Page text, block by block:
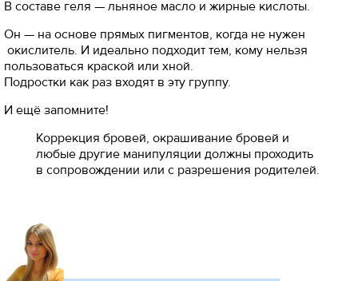
В составе геля — льняное масло и жирные кислоты.
Он — на основе прямых пигментов, когда не нужен
окислитель. И идеально подходит тем, кому нельзя
пользоваться краской или хной.
Подростки как раз входят в эту группу.
И ещё запомните!
Коррекция бровей, окрашивание бровей и
любые другие манипуляции должны проходить
в сопровождении или с разрешения родителей.